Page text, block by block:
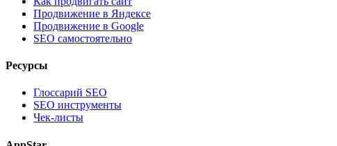
Продвижение в Яндексе
Продвижение в Google
SEO самостоятельно
Ресурсы
Глоссарий SEO
SEO инструменты
Чек-листы